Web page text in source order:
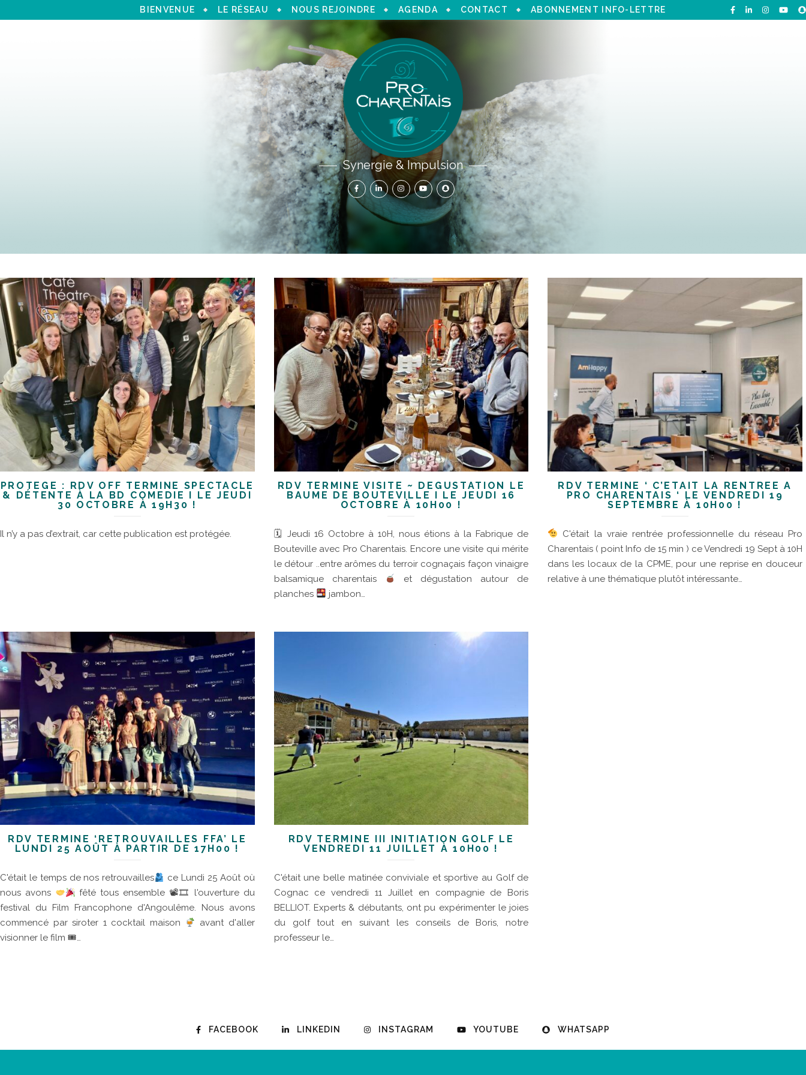
BIENVENUE LE RÉSEAU NOUS REJOINDRE AGENDA CONTACT ABONNEMENT INFO-LETTRE
Synergie & Impulsion
PROTÉGÉ : RDV OFF TERMINÉ SPECTACLE
& DÉTENTE À LA BD COMEDIE I LE JEUDI
30 OCTOBRE À 19H30 !
Il n’y a pas d’extrait, car cette publication est protégée.
RDV TERMINÉ VISITE ~ DÉGUSTATION LE
BAUME DE BOUTEVILLE I LE JEUDI 16
OCTOBRE À 10H00 !
🗓 Jeudi 16 Octobre à 10H, nous étions à la Fabrique de
Bouteville avec Pro Charentais. Encore une visite qui mérite
le détour ..entre arômes du terroir cognaçais façon vinaigre
balsamique charentais
et dégustation autour de
planches
jambon…
RDV TERMINÉ ‘ C’ÉTAIT LA RENTRÉE À
PRO CHARENTAIS ‘ LE VENDREDI 19
SEPTEMBRE À 10H00 !
C'était la vraie rentrée professionnelle du réseau Pro
Charentais ( point Info de 15 min ) ce Vendredi 19 Sept à 10H
dans les locaux de la CPME, pour une reprise en douceur
relative à une thématique plutôt intéressante…
RDV TERMINÉ ‘RETROUVAILLES FFA’ LE
LUNDI 25 AOÛT À PARTIR DE 17H00 !
C'était le temps de nos retrouvailles
ce Lundi 25 Août où
nous avons
fêté tous ensemble 📽🎞 l'ouverture du
festival du Film Francophone d'Angoulême. Nous avons
commencé par siroter 1 cocktail maison
avant d'aller
visionner le film 🎟…
RDV TERMINÉ III INITIATION GOLF LE
VENDREDI 11 JUILLET À 10H00 !
C'était une belle matinée conviviale et sportive au Golf de
Cognac ce vendredi 11 Juillet en compagnie de Boris
BELLIOT. Experts & débutants, ont pu expérimenter le joies
du golf tout en suivant les conseils de Boris, notre
professeur le…
FACEBOOK LINKEDIN INSTAGRAM YOUTUBE WHATSAPP